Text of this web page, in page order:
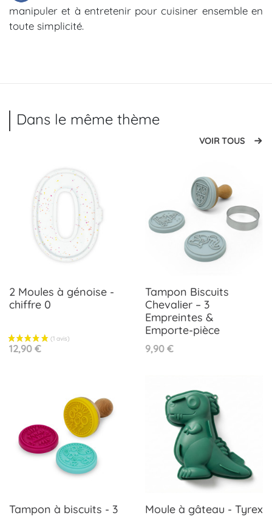
manipuler et à entretenir pour cuisiner ensemble en
toute simplicité.
Dans le même thème
VOIR TOUS
2 Moules à génoise -
chiffre 0
Prix
12,90 €
Tampon Biscuits
Chevalier – 3
Empreintes &
Emporte-pièce
Prix
9,90 €
Tampon à biscuits - 3
Moule à gâteau - Tyrex